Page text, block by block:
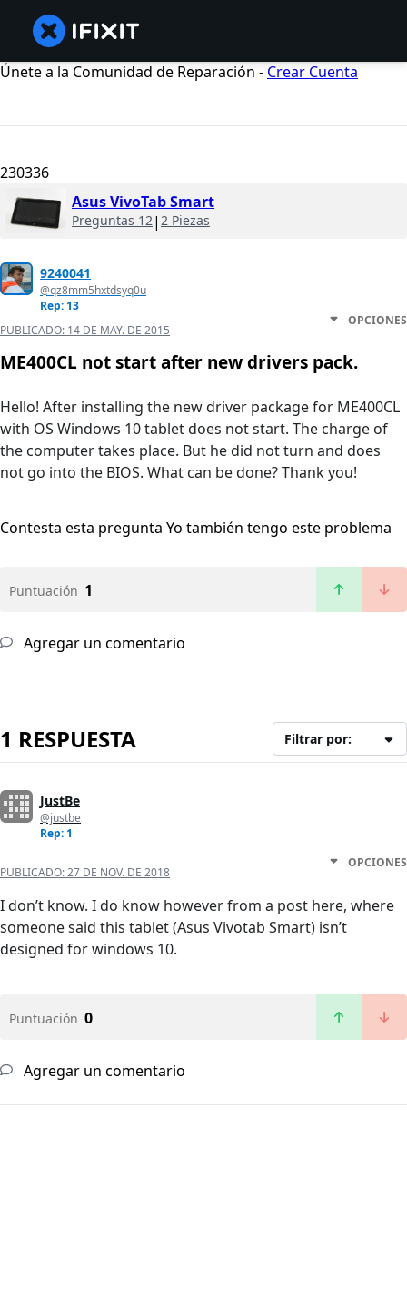
Únete a la Comunidad de Reparación - Crear Cuenta
230336
Asus VivoTab Smart
Preguntas 12| 2 Piezas
9240041
@qz8mm5hxtdsyq0u
Rep: 13
PUBLICADO: 14 DE MAY. DE 2015
OPCIONES
ME400CL not start after new drivers pack.
Hello! After installing the new driver package for ME400CL
with OS Windows 10 tablet does not start. The charge of
the computer takes place. But he did not turn and does
not go into the BIOS. What can be done? Thank you!
Contesta esta pregunta Yo también tengo este problema
Puntuación 1
Agregar un comentario
1 RESPUESTA Filtrar por:
JustBe
@justbe
Rep: 1
PUBLICADO:27 DE NOV. DE 2018
OPCIONES
I don’t know. I do know however from a post here, where
someone said this tablet (Asus Vivotab Smart) isn’t
designed for windows 10.
Puntuación 0
Agregar un comentario